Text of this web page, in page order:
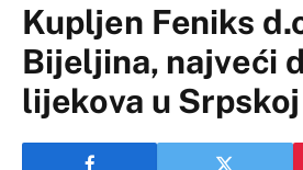
Kupljen Feniks
Bijeljina, najveći
lijekova u Srpskoj